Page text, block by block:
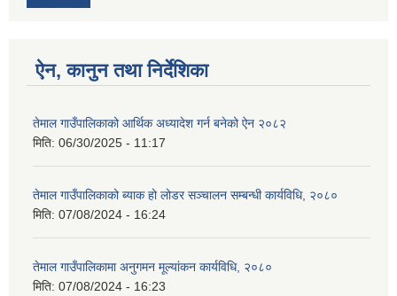
ऐन, कानुन तथा निर्देशिका
तेमाल गाउँपालिकाको आर्थिक अध्यादेश गर्न बनेको ऐन २०८२
मिति: 06/30/2025 - 11:17
तेमाल गाउँपालिकाको ब्याक हो लोडर सञ्चालन सम्बन्धी कार्यविधि, २०८०
मिति: 07/08/2024 - 16:24
तेमाल गाउँपालिकामा अनुगमन मूल्यांकन कार्यविधि, २०८०
मिति: 07/08/2024 - 16:23